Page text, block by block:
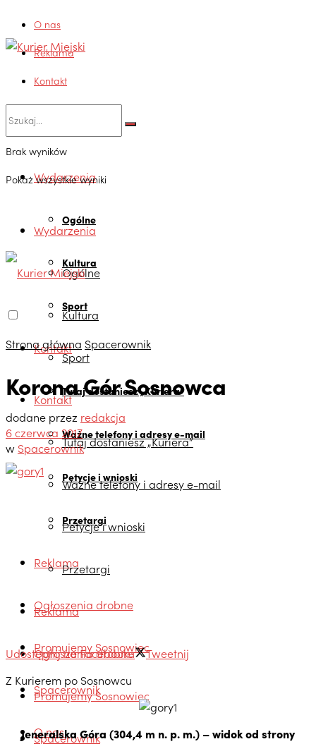
O nas
Reklama
Kontakt
Brak wyników
Pokaż wszystkie wyniki
Wydarzenia
Ogólne
Kultura
Sport
Kontakt
Tutaj dostaniesz „Kuriera”
Ważne telefony i adresy e-mail
Petycje i wnioski
Przetargi
Reklama
Ogłoszenia drobne
Promujemy Sosnowiec
Spacerownik
O nas
Wydarzenia
Ogólne
Kultura
Sport
Kontakt
Tutaj dostaniesz „Kuriera”
Ważne telefony i adresy e-mail
Petycje i wnioski
Przetargi
Reklama
Ogłoszenia drobne
Promujemy Sosnowiec
Spacerownik
Strona główna Spacerownik
Korona Gór Sosnowca
dodane przez redakcja
6 czerwca 2017
w Spacerownik
Udostępnij na Facebooku
Tweetnij
Z Kurierem po Sosnowcu
Jeneralska Góra (304,4 m n. p. m.) – widok od strony